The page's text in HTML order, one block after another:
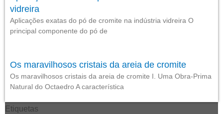
vidreira
Aplicações exatas do pó de cromite na indústria vidreira O
principal componente do pó de
Os maravilhosos cristais da areia de cromite
Os maravilhosos cristais da areia de cromite I. Uma Obra-Prima
Natural do Octaedro A característica
Etiquetas